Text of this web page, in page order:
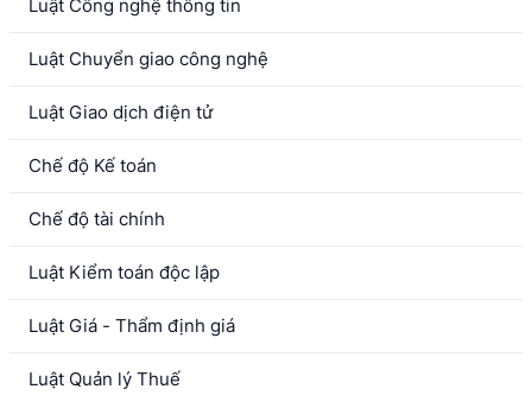
Luật Công nghệ thông tin
Luật Chuyển giao công nghệ
Luật Giao dịch điện tử
Chế độ Kế toán
Chế độ tài chính
Luật Kiểm toán độc lập
Luật Giá - Thẩm định giá
Luật Quản lý Thuế